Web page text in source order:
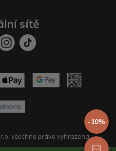
-10%
sítě
všechna práva vyhrazena.